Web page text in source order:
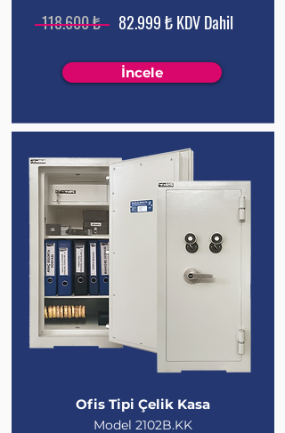
118.600 ₺ 82.999 ₺ KDV Dahil
İncele
Ofis Tipi Çelik Kasa
Model 2102B.KK